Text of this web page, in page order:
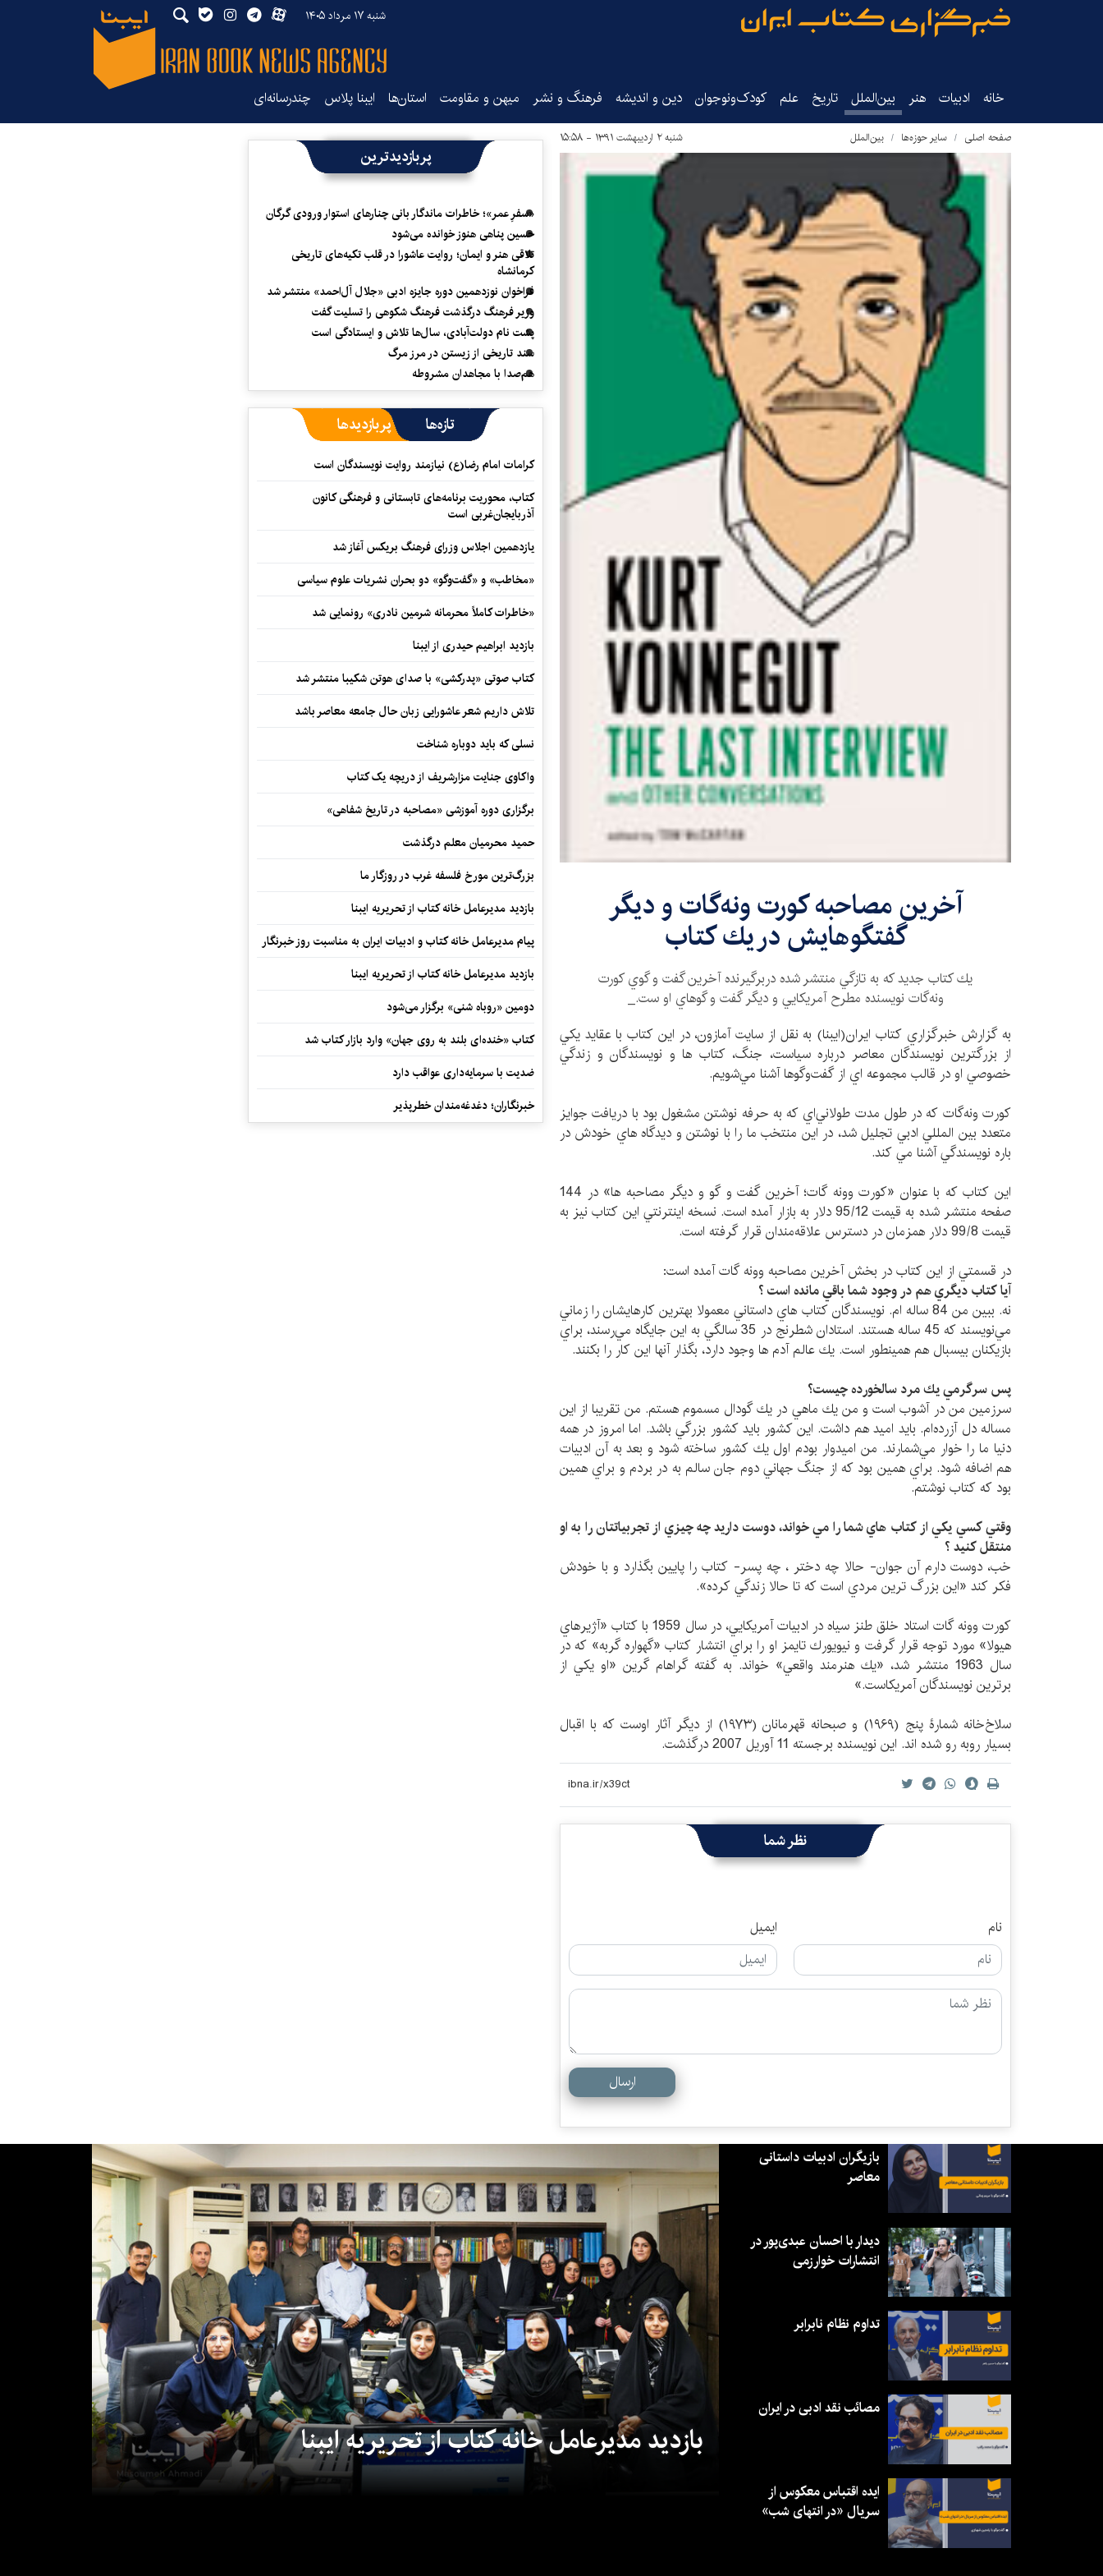
شنبه ۱۷ مرداد ۱۴۰۵
خانه ادبیات هنر بین‌الملل تاریخ‌ علم کودک‌ونوجوان دین و اندیشه فرهنگ و نشر میهن و مقاومت استان‌ها ایبنا پلاس چندرسانه‌ای
صفحه اصلی سایر حوزه‌ها بین‌الملل شنبه ۲ اردیبهشت ۱۳۹۱ - ۱۵:۵۸
آخرين مصاحبه كورت ونه‌گات و ديگر
گفتگوهايش در يك كتاب
يك كتاب جديد كه به تازگي منتشر شده دربرگيرنده آخرين گفت و گوي كورت
ونه‌گات نويسنده مطرح آمريكايي و ديگر گفت و گوهاي او ست._
به گزارش خبرگزاري كتاب ايران(ايبنا) به نقل از سايت آمازون، در اين كتاب با عقايد يكي
از بزرگترين نويسندگان معاصر درباره سياست، جنگ، كتاب ها و نويسندگان و زندگي
خصوصي او در قالب مجموعه اي از گفت‌وگوها آشنا مي‌شويم.
كورت ونه‌گات كه در طول مدت طولاني‌اي كه به حرفه نوشتن مشغول بود با دريافت جوايز
متعدد بين المللي ادبي تجليل شد، در اين منتخب ما را با نوشتن و ديدگاه هاي خودش در
باره نويسندگي آشنا مي‌ كند.
اين كتاب كه با عنوان «كورت وونه گات؛ آخرين گفت و گو و ديگر مصاحبه ها» در 144
صفحه منتشر شده به قيمت 95/12 دلار به بازار آمده است. نسخه اينترنتي اين كتاب نيز به
قيمت 99/8 دلار همزمان در دسترس علاقه‌مندان قرار گرفته است.
در قسمتي از اين كتاب در بخش آخرين مصاحبه وونه گات آمده است:
آيا كتاب ديگري هم در وجود شما باقي مانده است ؟
نه. ببين من 84 ساله ام. نويسندگان كتاب هاي داستاني معمولا بهترين كارهايشان را زماني
مي‌نويسند كه 45 ساله هستند. استادان شطرنج در 35 سالگي به اين جايگاه مي‌رسند، براي
بازيكنان بيسبال هم همينطور است. يك عالم آدم ها وجود دارد، بگذار آنها اين كار را بكنند.
پس سرگرمي يك مرد سالخورده چيست؟
سرزمين من در آشوب است و من يك ماهي در يك گودال مسموم هستم. من تقريبا از اين
مساله دل آزرده‌ام. بايد اميد هم داشت. اين كشور بايد كشور بزرگي باشد. اما امروز در همه
دنيا ما را خوار مي‌شمارند. من اميدوار بودم اول يك كشور ساخته شود و بعد به آن ادبيات
هم اضافه شود. براي همين بود كه از جنگ جهاني دوم جان سالم به در بردم و براي همين
بود كه كتاب نوشتم.
وقتي كسي يكي از كتاب هاي شما را مي خواند، دوست داريد چه چيزي از تجربياتتان را به او
منتقل كنيد ؟
خب، دوست دارم آن جوان- حالا چه دختر ، چه پسر- كتاب را پايين بگذارد و با خودش
فكر كند «اين بزرگ ترين مردي است كه تا حالا زندگي كرده».
كورت وونه گات استاد خلق طنز سياه در ادبيات آمريكايي، در سال 1959 با كتاب «آژيرهاي
هيولا» مورد توجه قرار گرفت و نيويورك تايمز او را براي انتشار كتاب «گهواره گربه» كه در
سال 1963 منتشر شد، «يك هنرمند واقعي» خواند. به گفته گراهام گرين «او يكي از
برترين نويسندگان آمريكاست.»
سلاخ‌خانه شمارهٔ پنج (۱۹۶۹) و صبحانه قهرمانان (۱۹۷۳) از ديگر آثار اوست كه با اقبال
بسيار روبه رو شده اند. اين نويسنده برجسته 11 آوريل 2007 درگذشت.
نظر شما
نام ایمیل
ارسال
پربازدیدترین
«سفرِ عمر»؛ خاطرات ماندگار بانی چنارهای استوار ورودی گرگان
حسین پناهی هنوز خوانده می‌شود
تلاقی هنر و ایمان؛ روایت عاشورا در قلب تکیه‌های تاریخی
کرمانشاه
فراخوان نوزدهمین دوره جایزه ادبی «جلال آل‌احمد» منتشر شد
وزیر فرهنگ درگذشت فرهنگ شکوهی را تسلیت گفت
پشت نام دولت‌آبادی، سال‌ها تلاش و ایستادگی است
سند تاریخی از زیستن در مرز مرگ
هم‌صدا با مجاهدان مشروطه
تازه‌ها پربازدیدها
کرامات امام رضا(ع) نیازمند روایت نویسندگان است
کتاب، محوریت برنامه‌های تابستانی و فرهنگی کانون
آذربایجان‌غربی است
یازدهمین اجلاس وزرای فرهنگ بریکس آغاز شد
«مخاطب» و «گفت‌وگو» دو بحران نشریات علوم سیاسی
«خاطرات کاملاً محرمانه شرمین نادری» رونمایی شد
بازدید ابراهیم حیدری از ایبنا
کتاب صوتی «پدرکشی» با صدای هوتن شکیبا منتشر شد
تلاش داریم شعر عاشورایی زبان حال جامعه معاصر باشد
نسلی که باید دوباره شناخت
واکاوی جنایت مزارشریف از دریچه یک کتاب
برگزاری دوره آموزشی «مصاحبه در تاریخ شفاهی»
حمید محرمیان معلم درگذشت
بزرگ‌ترین مورخ فلسفه غرب در روزگار ما
بازدید مدیرعامل خانه کتاب از تحریریه ایبنا
پیام مدیرعامل خانه کتاب و ادبیات ایران به مناسبت روز خبرنگار
بازدید مدیرعامل خانه کتاب از تحریریه ایبنا
دومین «روباه شنی» برگزار می‌شود
کتاب «خنده‌ای بلند به روی جهان» وارد بازار کتاب شد
ضدیت با سرمایه‌داری عواقب دارد
خبرنگاران؛ دغدغه‌مندان خطرپذیر
بازدید مدیرعامل خانه کتاب از تحریریه ایبنا
بازیگران ادبیات داستانی
معاصر
دیدار با احسان عبدی‌پور در
انتشارات خوارزمی
تداوم نظام نابرابر
مصائب نقد ادبی در ایران
ایده اقتباس معکوس از
سریال «در انتهای شب»